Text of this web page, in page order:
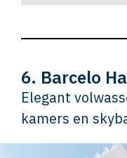
6. Barcelo
Elegant
kamers en